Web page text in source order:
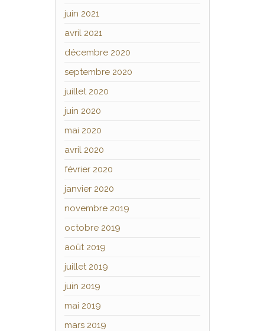
juin 2021
avril 2021
décembre 2020
septembre 2020
juillet 2020
juin 2020
mai 2020
avril 2020
février 2020
janvier 2020
novembre 2019
octobre 2019
août 2019
juillet 2019
juin 2019
mai 2019
mars 2019